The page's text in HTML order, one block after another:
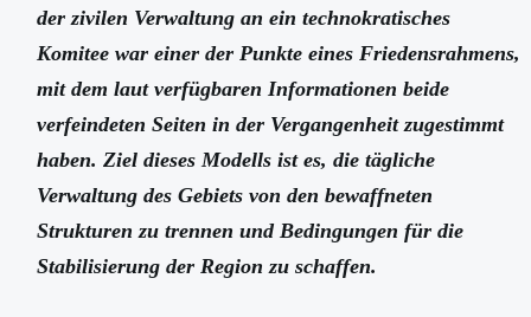
der zivilen Verwaltung an ein technokratisches
Komitee war einer der Punkte eines Friedensrahmens,
mit dem laut verfügbaren Informationen beide
verfeindeten Seiten in der Vergangenheit zugestimmt
haben. Ziel dieses Modells ist es, die tägliche
Verwaltung des Gebiets von den bewaffneten
Strukturen zu trennen und Bedingungen für die
Stabilisierung der Region zu schaffen.